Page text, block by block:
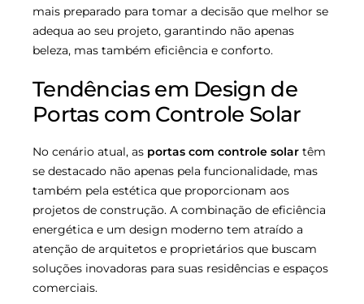
mais preparado para tomar a decisão que melhor se
adequa ao seu projeto, garantindo não apenas
beleza, mas também eficiência e conforto.
Tendências em Design de
Portas com Controle Solar
No cenário atual, as portas com controle solar têm
se destacado não apenas pela funcionalidade, mas
também pela estética que proporcionam aos
projetos de construção. A combinação de eficiência
energética e um design moderno tem atraído a
atenção de arquitetos e proprietários que buscam
soluções inovadoras para suas residências e espaços
comerciais.